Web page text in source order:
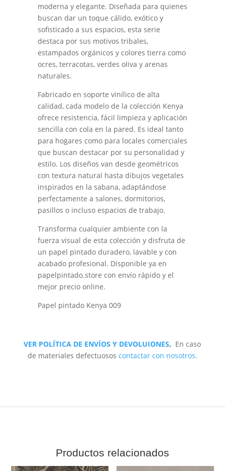
moderna y elegante. Diseñada para quienes
buscan dar un toque cálido, exótico y
sofisticado a sus espacios, esta serie
destaca por sus motivos tribales,
estampados orgánicos y colores tierra como
ocres, terracotas, verdes oliva y arenas
naturales.
Fabricado en soporte vinílico de alta
calidad, cada modelo de la colección Kenya
ofrece resistencia, fácil limpieza y aplicación
sencilla con cola en la pared. Es ideal tanto
para hogares como para locales comerciales
que buscan destacar por su personalidad y
estilo. Los diseños van desde geométricos
con textura natural hasta dibujos vegetales
inspirados en la sabana, adaptándose
perfectamente a salones, dormitorios,
pasillos o incluso espacios de trabajo.
Transforma cualquier ambiente con la
fuerza visual de esta colección y disfruta de
un papel pintado duradero, lavable y con
acabado profesional. Disponible ya en
papelpintado.store con envío rápido y el
mejor precio online.
Papel pintado Kenya 009
VER POLÍTICA DE ENVÍOS Y DEVOLUIONES, En caso
de materiales defectuosos contactar con nosotros.
Productos relacionados